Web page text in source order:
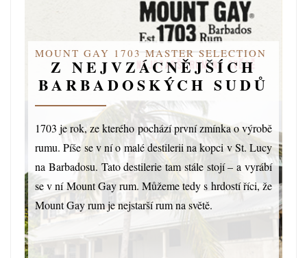
MOUNT GAY 1703 MASTER SELECTION
Z NEJVZÁCNĚJŠÍCH
BARBADOSKÝCH SUDŮ
1703 je rok, ze kterého pochází první zmínka o výrobě
rumu. Píše se v ní o malé destilerii na kopci v St. Lucy
na Barbadosu. Tato destilerie tam stále stojí – a vyrábí
se v ní Mount Gay rum. Můžeme tedy s hrdostí říci, že
Mount Gay rum je nejstarší rum na světě.